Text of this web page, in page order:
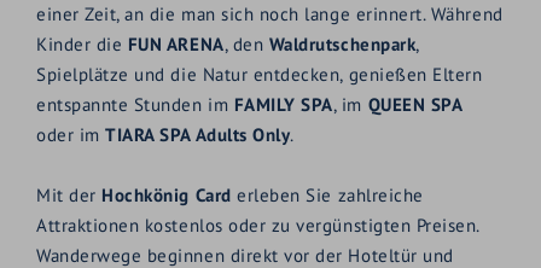
einer Zeit, an die man sich noch lange erinnert. Während
Kinder die FUN ARENA, den Waldrutschenpark,
Spielplätze und die Natur entdecken, genießen Eltern
entspannte Stunden im FAMILY SPA, im QUEEN SPA
oder imTIARA SPA Adults Only.
Mit der Hochkönig Card erleben Sie zahlreiche
Attraktionen kostenlos oder zu vergünstigten Preisen.
Wanderwege beginnen direkt vor der Hoteltür und